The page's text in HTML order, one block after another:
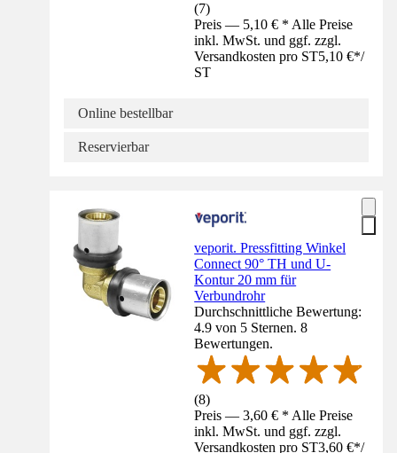
(7)
Preis — 5,10 € * Alle Preise
inkl. MwSt. und ggf. zzgl.
Versandkosten pro ST5,10 €*/
ST
Online bestellbar
Reservierbar
veporit. Pressfitting Winkel
Connect 90° TH und U-
Kontur 20 mm für
Verbundrohr
Durchschnittliche Bewertung:
4.9 von 5 Sternen. 8
Bewertungen.
(8)
Preis — 3,60 € * Alle Preise
inkl. MwSt. und ggf. zzgl.
Versandkosten pro ST3,60 €*/